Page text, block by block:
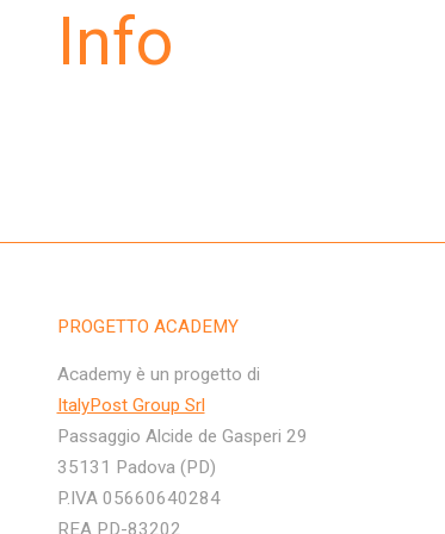
Info
PROGETTO ACADEMY
Academy è un progetto di
ItalyPost Group Srl
Passaggio Alcide de Gasperi 29
35131 Padova (PD)
P.IVA 05660640284
REA PD-83202